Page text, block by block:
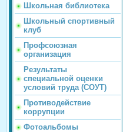
Школьная библиотека
Школьный спортивный
клуб
Профсоюзная
организация
Результаты
специальной оценки
условий труда (СОУТ)
Противодействие
коррупции
Фотоальбомы